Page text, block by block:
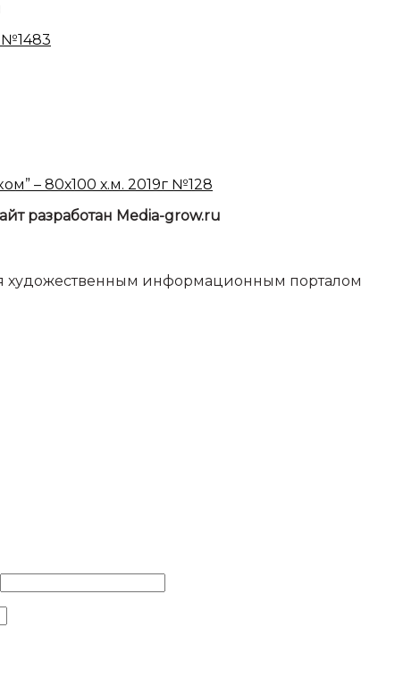
№1483
– 80х100 х.м. 2019г №128
разработан Media-grow.ru
художественным информационным порталом